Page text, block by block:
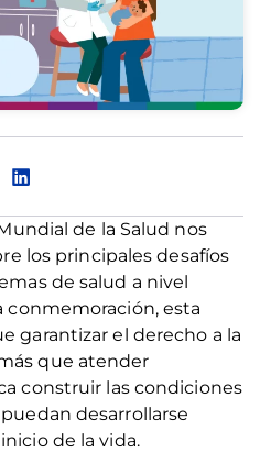
de la Salud nos
los principales desafíos
de salud a nivel
conmemoración, esta
garantizar el derecho a la
que atender
construir las condiciones
desarrollarse
de la vida.